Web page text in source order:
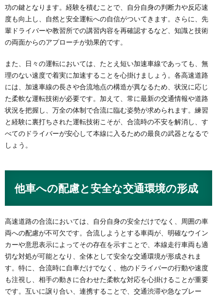
功の鍵となります。経験を積むことで、自分自身の判断力や反応速
度も向上し、自然と安全運転への自信がついてきます。さらに、先
輩ドライバーや教習所での講習内容を再確認するなど、知識と技術
の両面からのアプローチが効果的です。
また、日々の運転においては、たとえ短い加速車線であっても、無
理のない速度で着実に加速することを心掛けましょう。各高速道路
には、加速車線の長さや合流地点の構造が異なるため、状況に応じ
た柔軟な運転技術が必要です。加えて、常に最新の交通情報や道路
状況を把握し、万全の体制で合流に臨む姿勢が求められます。練習
と経験に裏打ちされた運転技術こそが、合流時の不安を解消し、す
べてのドライバーが安心して本線に入るための最良の武器となるで
しょう。
他車への配慮と安全な交通環境の形成
高速道路の合流においては、自分自身の安全だけでなく、周囲の車
両への配慮が不可欠です。合流しようとする車両が、明確なウイン
カーや意思表示によってその存在を示すことで、本線走行車両も適
切な対処が可能となり、全体として安全な交通環境が形成されま
す。特に、合流時に自車だけでなく、他のドライバーの行動や速度
も注視し、相手の動きに合わせた柔軟な対応を心掛けることが重要
です。互いに譲り合い、連携することで、交通渋滞や急なブレー